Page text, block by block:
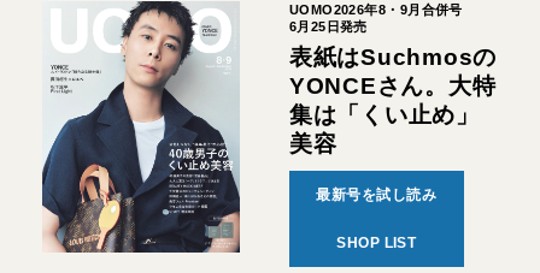
UOMO2026年8・9月合併号
6月25日発売
表紙はSuchmosの
YONCEさん。大特
集は「くい止め」
美容
最新号を試し読み
SHOP LIST